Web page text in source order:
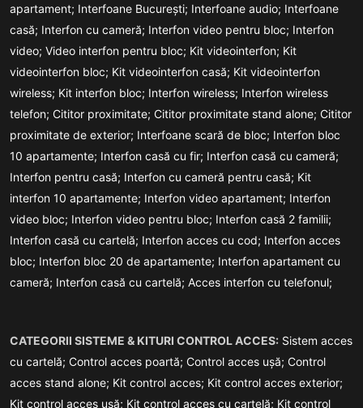
apartament; Interfoane București; Interfoane audio; Interfoane
casă; Interfon cu cameră; Interfon video pentru bloc; Interfon
video; Video interfon pentru bloc; Kit videointerfon; Kit
videointerfon bloc; Kit videointerfon casă; Kit videointerfon
wireless; Kit interfon bloc; Interfon wireless; Interfon wireless
telefon; Cititor proximitate; Cititor proximitate stand alone; Cititor
proximitate de exterior; Interfoane scară de bloc; Interfon bloc
10 apartamente; Interfon casă cu fir; Interfon casă cu cameră;
Interfon pentru casă; Interfon cu cameră pentru casă; Kit
interfon 10 apartamente; Interfon video apartament; Interfon
video bloc; Interfon video pentru bloc; Interfon casă 2 familii;
Interfon casă cu cartelă; Interfon acces cu cod; Interfon acces
bloc; Interfon bloc 20 de apartamente; Interfon apartament cu
cameră; Interfon casă cu cartelă; Acces interfon cu telefonul;
CATEGORII SISTEME & KITURI CONTROL ACCES: Sistem acces
cu cartelă; Control acces poartă; Control acces ușă; Control
acces stand alone; Kit control acces; Kit control acces exterior;
Kit control acces ușă; Kit control acces cu cartelă; Kit control